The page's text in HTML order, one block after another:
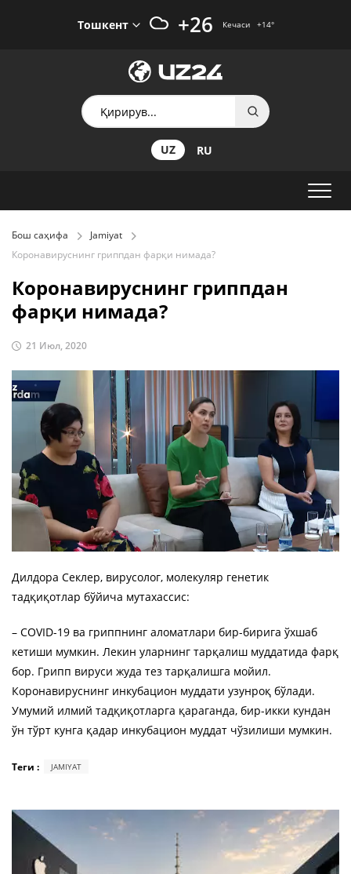
Тошкент +26 Кечаси +14°
UZ RU
Бош саҳифа
Jamiyat
Коронавируснинг гриппдан фарқи нимада?
Коронавируснинг гриппдан
фарқи нимада?
21 Июл, 2020
Дилдора Секлер, вирусолог, молекуляр генетик
тадқиқотлар бўйича мутахассис:
– COVID-19 ва гриппнинг аломатлари бир-бирига ўхшаб
кетиши мумкин. Лекин уларнинг тарқалиш муддатида фарқ
бор. Грипп вируси жуда тез тарқалишга мойил.
Коронавируснинг инкубацион муддати узунроқ бўлади.
Умумий илмий тадқиқотларга қараганда, бир-икки кундан
ўн тўрт кунга қадар инкубацион муддат чўзилиши мумкин.
Теги : JAMIYAT